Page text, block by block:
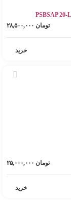
تومان
خرید
تومان
خرید